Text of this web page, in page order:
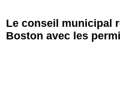
Le conseil municipal
Boston avec les